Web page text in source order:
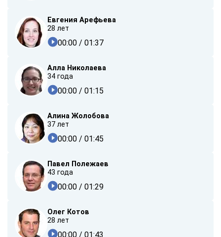
Евгения Арефьева
28 лет
00:00 / 01:37
Алла Николаева
34 года
00:00 / 01:15
Алина Жолобова
37 лет
00:00 / 01:45
Павел Полежаев
43 года
00:00 / 01:29
Олег Котов
28 лет
00:00 / 01:43